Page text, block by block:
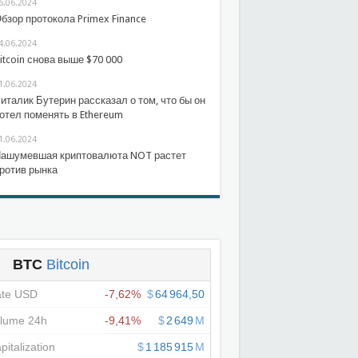
протокола Primex Finance
снова выше $70 000
Бутерин рассказал о том, что бы он
поменять в Ethereum
криптовалюта NOT растет
рынка